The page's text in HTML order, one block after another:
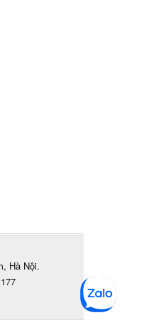
Hà Nội.